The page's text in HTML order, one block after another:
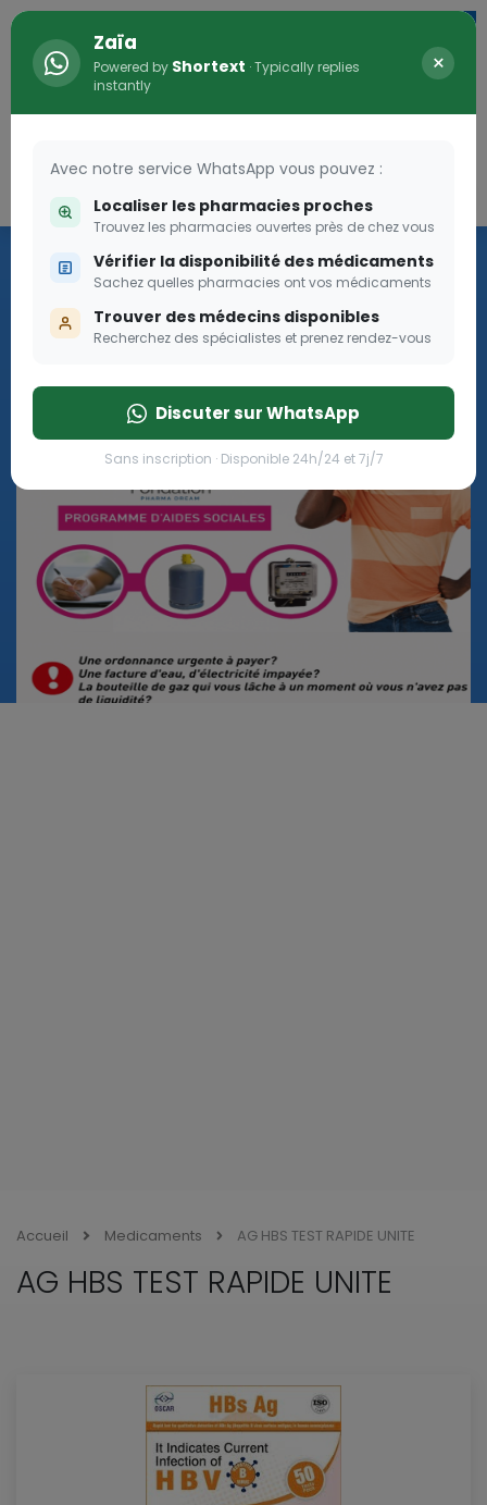
Les aides sociales Pharma
Dream
Les aides sociales Pharma Dream, des aides qui tombent à
Go
Accueil Medicaments AG HBS TEST RAPIDE UNITE
AG HBS TEST RAPIDE UNITE
Zaïa
Powered by Shortext · Typically replies
instantly
×
Avec notre service WhatsApp vous pouvez :
Localiser les pharmacies proches
Trouvez les pharmacies ouvertes près de chez vous
Vérifier la disponibilité des médicaments
Sachez quelles pharmacies ont vos médicaments
Trouver des médecins disponibles
Recherchez des spécialistes et prenez rendez-vous
Discuter sur WhatsApp
Sans inscription · Disponible 24h/24 et 7j/7